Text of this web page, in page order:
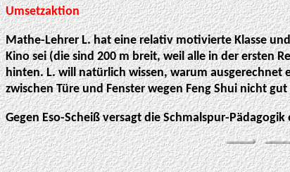
Umsetzaktion
Mathe-Lehrer L. hat eine relativ motivierte Klasse
Kino sei (die sind 200 m breit, weil alle in der ersten
hinten. L. will natürlich wissen, warum ausgerechnet
zwischen Türe und Fenster wegen Feng Shui nicht
Gegen Eso-Scheiß versagt die Schmalspur-